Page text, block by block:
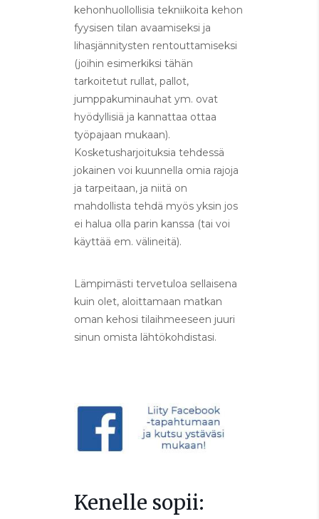
kehonhuollollisia tekniikoita kehon
fyysisen tilan avaamiseksi ja
lihasjännitysten rentouttamiseksi
(joihin esimerkiksi tähän
tarkoitetut rullat, pallot,
jumppakuminauhat ym. ovat
hyödyllisiä ja kannattaa ottaa
työpajaan mukaan).
Kosketusharjoituksia tehdessä
jokainen voi kuunnella omia rajoja
ja tarpeitaan, ja niitä on
mahdollista tehdä myös yksin jos
ei halua olla parin kanssa (tai voi
käyttää em. välineitä).
Lämpimästi tervetuloa sellaisena
kuin olet, aloittamaan matkan
oman kehosi tilaihmeeseen juuri
sinun omista lähtökohdistasi.
Kenelle sopii: